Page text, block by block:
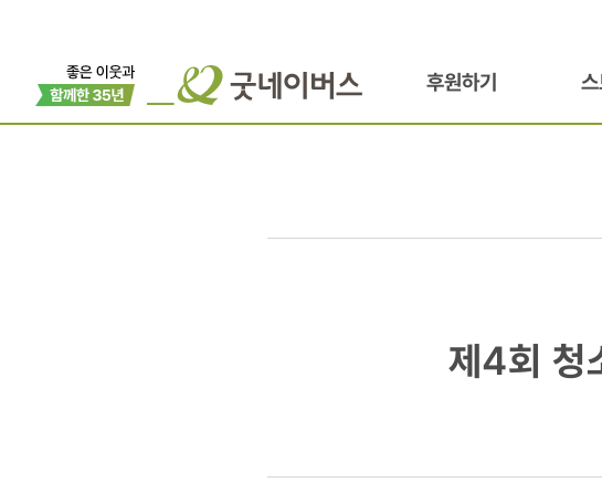
후원하기 스
글로벌
제4회 청